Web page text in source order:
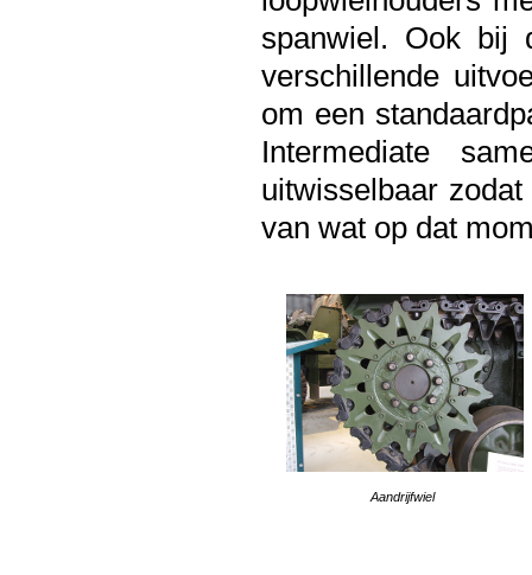
spanwiel. Ook bij
verschillende
om een
Intermediate
uitwisselbaar
van wat op dat
Aandrijfwiel